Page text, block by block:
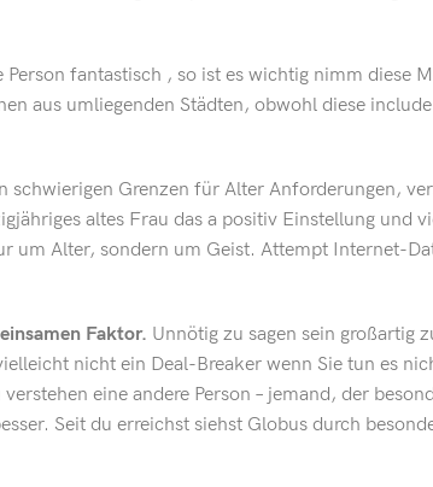
fantastisch , so ist es wichtig nimm diese
aus umliegenden Städten, obwohl diese
schwierigen Grenzen für Alter Anforderungen,
altes Frau das a positiv Einstellung und
um Alter, sondern um Geist. Attempt Internet-
Faktor. Unnötig zu sagen sein großartig
nicht ein Deal-Breaker wenn Sie tun es
eine andere Person – jemand, der
Seit du erreichst siehst Globus durch